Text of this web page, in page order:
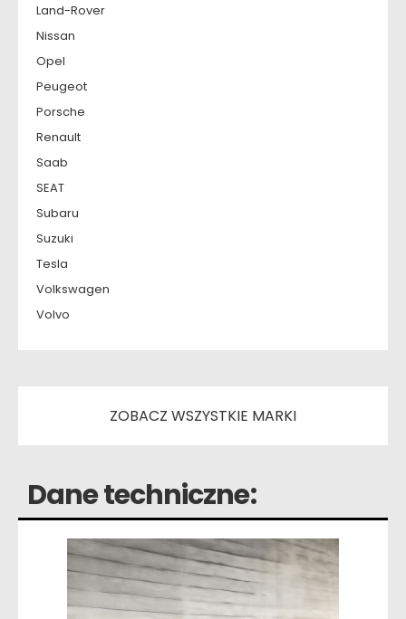
Land-Rover
Nissan
Opel
Peugeot
Porsche
Renault
Saab
SEAT
Subaru
Suzuki
Tesla
Volkswagen
Volvo
ZOBACZ WSZYSTKIE MARKI
Dane techniczne: